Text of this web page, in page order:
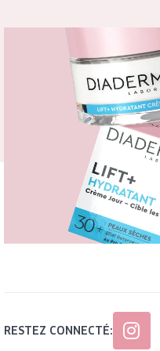
RESTEZ CONNECTÉ: